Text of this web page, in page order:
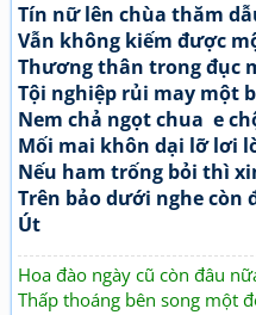
Tín nữ lên chùa thăm
Vẫn không kiếm được
Thương thân trong đục
Tội nghiệp rủi may một
Nem chả ngọt chua e
Mối mai khôn dại lỡ lơi
Nếu ham trống bỏi thì
Trên bảo dưới nghe còn
Út
Hoa đào ngày cũ còn đâu
Thấp thoáng bên song một